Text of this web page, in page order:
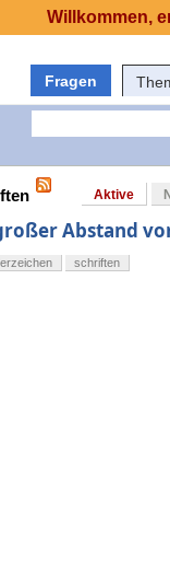
Fragen
Aktive
Abstand
schriften
Willkommen,